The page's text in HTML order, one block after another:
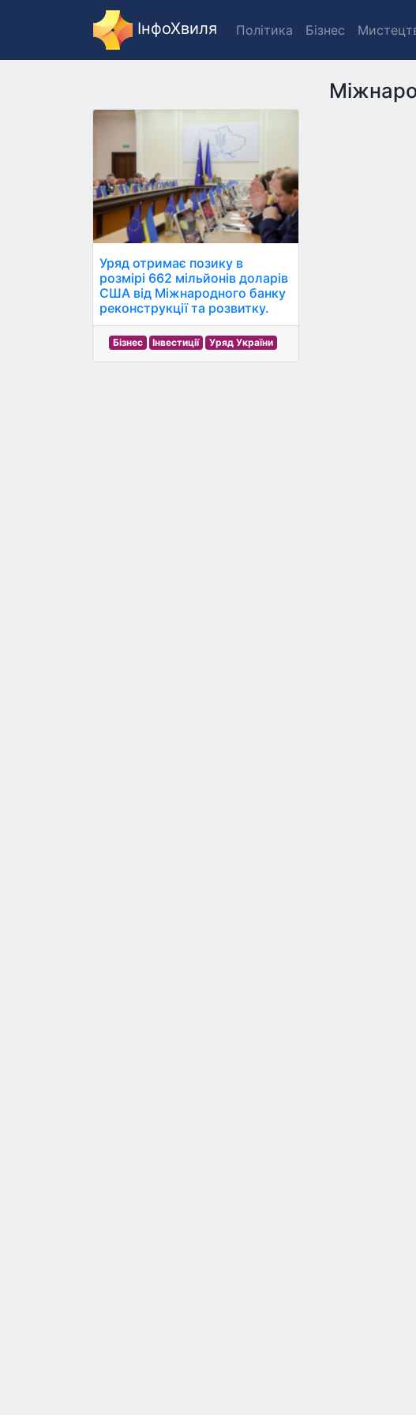
ІнфоХвиля Політика Бізнес
Уряд отримає позику в
розмірі 662 мільйонів доларів
США від Міжнародного банку
реконструкції та розвитку.
Бізнес Інвестиції Уряд України